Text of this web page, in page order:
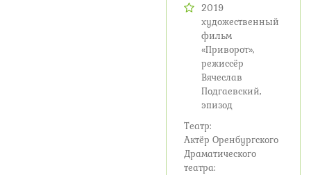
2019
художественный
фильм
«Приворот»,
режиссёр
Вячеслав
Подгаевский,
эпизод
Театр:
Актёр Оренбургского
Драматического
театра: